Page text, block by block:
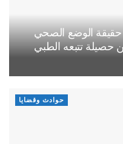
1” تُوضح حقيقة الوضع الصحي
تتبعه الطبي
حوادث وقضايا